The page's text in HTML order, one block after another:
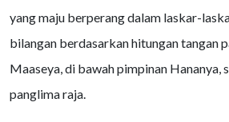
yang maju berperang dalam laskar-
bilangan berdasarkan hitungan tangan
Maaseya, di bawah pimpinan Hananya,
panglima raja.